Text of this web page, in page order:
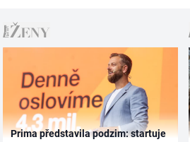
Prima představila podzim: startuje